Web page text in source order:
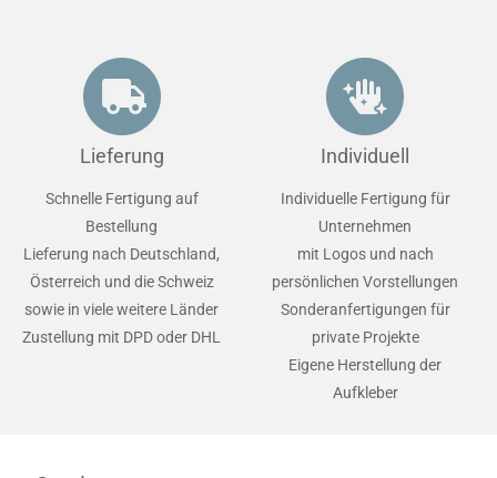
Lieferung
Schnelle Fertigung auf
Bestellung
Lieferung nach Deutschland,
Österreich und die Schweiz
sowie in viele weitere Länder
Zustellung mit DPD oder DHL
Individuell
Individuelle Fertigung für
Unternehmen
mit Logos und nach
persönlichen Vorstellungen
Sonderanfertigungen für
private Projekte
Eigene Herstellung der
Aufkleber